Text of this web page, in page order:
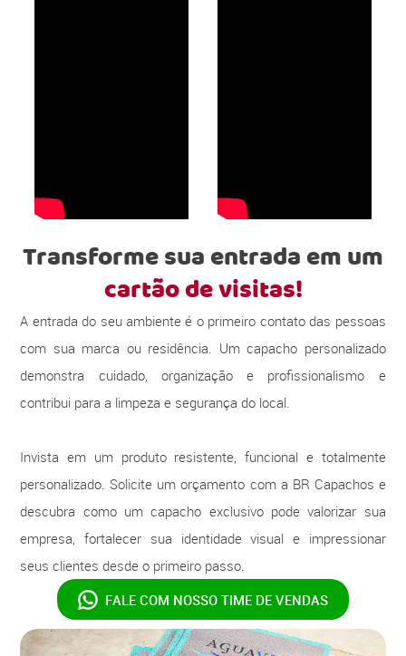
Transforme sua entrada em um
cartão de visitas!
A entrada do seu ambiente é o primeiro contato das pessoas
com sua marca ou residência. Um capacho personalizado
demonstra cuidado, organização e profissionalismo e
contribui para a limpeza e segurança do local.
Invista em um produto resistente, funcional e totalmente
personalizado. Solicite um orçamento com a BR Capachos e
descubra como um capacho exclusivo pode valorizar sua
empresa, fortalecer sua identidade visual e impressionar
seus clientes desde o primeiro passo.
FALE COM NOSSO TIME DE VENDAS